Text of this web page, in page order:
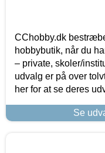
CChobby.dk
hobbybutik, når du
– private, skoler/
udvalg er på over
her for at se deres
Se